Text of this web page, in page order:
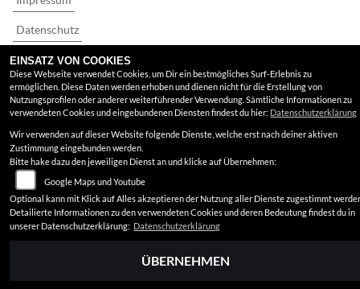
Datenschutz
Disclaimer
Barrierefreiheit
EINSATZ VON COOKIES
Diese Webseite verwendet Cookies, um Dir ein bestmögliches Surf-Erlebnis zu
ermöglichen. Diese Daten werden erhoben und dienen nicht für die Erstellung von
Nutzungsprofilen oder anderer weiterführender Verwendung. Sämtliche Informationen zu
verwendeten Cookies und eingebundenen Diensten findest du hier: Datenschutzerklärung
Wir verwenden auf dieser Website folgende Dienste, welche erst nach deiner aktiven
Zustimmung eingebunden werden.
Bitte hake dazu den jeweiligen Dienst an und klicke auf Übernehmen:
Google Maps und Youtube
Optional kann mit Klick auf Alles akzeptieren der Nutzung aller Dienste zugestimmt
Detailierte Informationen zu den verwendeten Cookies und deren Bedeutung findest du in
unserer Datenschutzerklärung: Datenschutzerklärung
ÜBERNEHMEN